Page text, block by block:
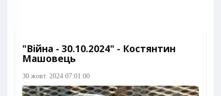
"Війна - 30.10.2024" - Костянтин
Машовець
30 жовт. 2024 07:01:00